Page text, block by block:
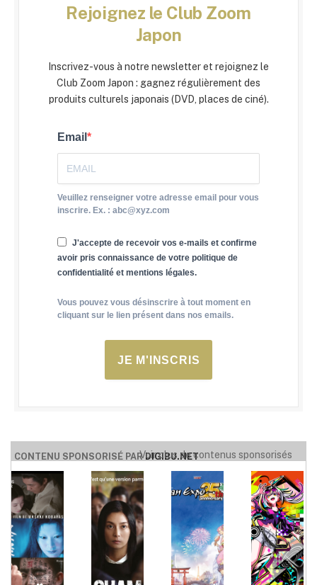
Rejoignez le Club Zoom
Japon
Inscrivez-vous à notre newsletter et rejoignez le
Club Zoom Japon : gagnez régulièrement des
produits culturels japonais (DVD, places de ciné).
Email
Veuillez renseigner votre adresse email pour vous
inscrire. Ex. : abc@xyz.com
J'accepte de recevoir vos e-mails et confirme
avoir pris connaissance de votre politique de
confidentialité et mentions légales.
Vous pouvez vous désinscrire à tout moment en
cliquant sur le lien présent dans nos emails.
JE M'INSCRIS
CONTENU SPONSORISÉ PARDIGIBU.NET
Voir plus de contenus sponsorisés